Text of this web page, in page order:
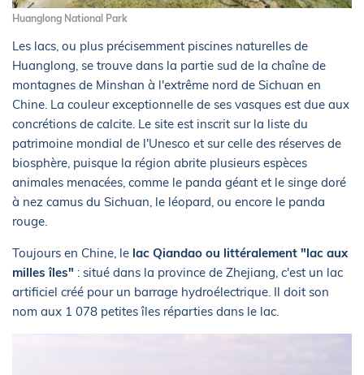
Huanglong National Park
Les lacs, ou plus précisemment piscines naturelles de
Huanglong, se trouve dans la partie sud de la chaîne de
montagnes de Minshan à l'extrême nord de Sichuan en
Chine. La couleur exceptionnelle de ses vasques est due aux
concrétions de calcite. Le site est inscrit sur la liste du
patrimoine mondial de l'Unesco et sur celle des réserves de
biosphère, puisque la région abrite plusieurs espèces
animales menacées, comme le panda géant et le singe doré
à nez camus du Sichuan, le léopard, ou encore le panda
rouge.
Toujours en Chine, le lac Qiandao ou littéralement "lac aux
milles îles" : situé dans la province de Zhejiang, c'est un lac
artificiel créé pour un barrage hydroélectrique. Il doit son
nom aux 1 078 petites îles réparties dans le lac.